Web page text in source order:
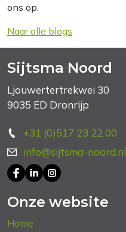
ons op.
Naar alle blogs
Sijtsma Noord
Ljouwertertrekwei 30
9035 ED Dronrijp
+31 (0)517 23 22 00
info@sijtsma-noord.nl
Onze website
Home